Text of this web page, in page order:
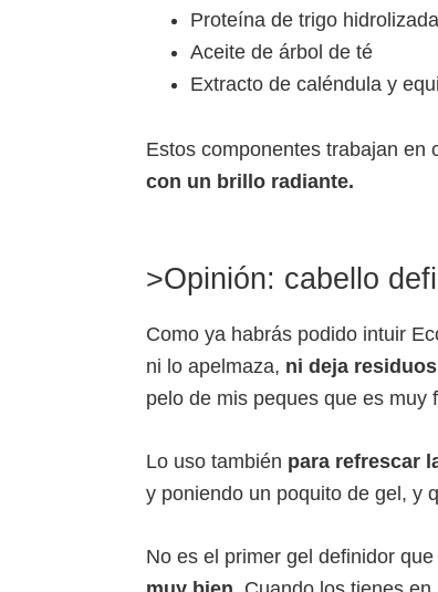
Proteína de trigo hidrolizada
Aceite de árbol de té
Extracto de caléndula y
Estos componentes trabajan en
con un brillo radiante.
>Opinión: cabello
Como ya habrás podido intuir
ni lo apelmaza, ni deja residuos
pelo de mis peques que es muy
Lo uso también para refrescar
y poniendo un poquito de gel, y
No es el primer gel definidor